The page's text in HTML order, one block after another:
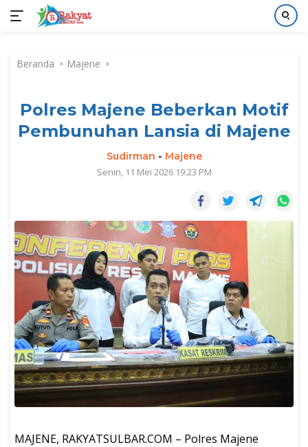
kontenBeranda Majene
Polres Majene Beberkan Motif
Pembunuhan Lansia di Majene
Sudirman - Majene
Senin, 11 Mei 2026 19:23 PM
MAJENE, RAKYATSULBAR.COM – Polres Majene